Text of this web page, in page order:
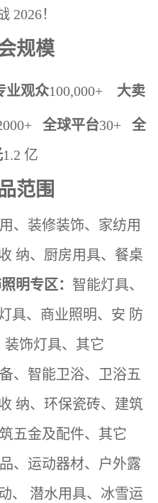
2026！
规模
业观众100,000+ 大卖
全球平台30+ 全
1.2 亿
范围
、装修装饰、家纺用
纳、厨房用具、餐桌
明专区： 智能灯具、
具、商业照明、安 防
装饰灯具、其它
、智能卫浴、卫浴五
纳、环保瓷砖、建筑
五金及配件、其它
、运动器材、户外露
、 潜水用具、冰雪运